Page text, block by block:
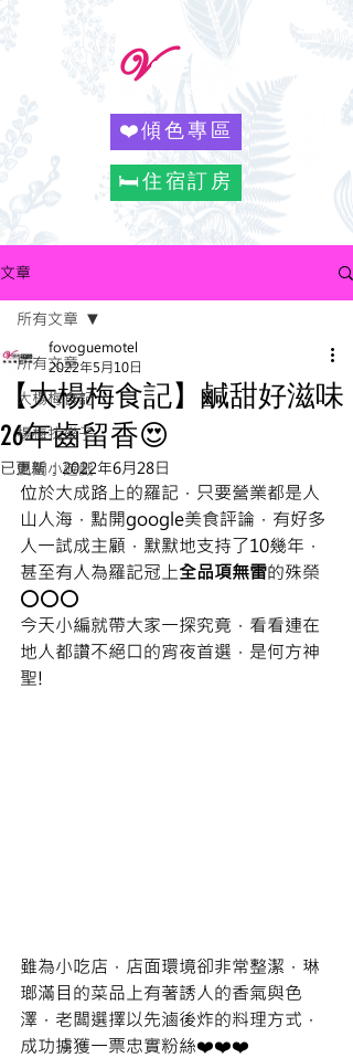
❤️傾色專區
🛏️住宿訂房
文章
所有文章
大楊梅食記
楊梅找樂子
風閣小遊戲
所有文章
【大楊梅食記】鹹甜好滋味
26年齒留香😍
fovoguemotel
2022年5月10日
已更新：2022年6月28日
位於大成路上的羅記，只要營業都是人
山人海，點開google美食評論，有好多
人一試成主顧，默默地支持了10幾年，
甚至有人為羅記冠上全品項無雷的殊榮
⭕️⭕️⭕️
今天小編就帶大家一探究竟，看看連在
地人都讚不絕口的宵夜首選，是何方神
聖!
雖為小吃店，店面環境卻非常整潔，琳
瑯滿目的菜品上有著誘人的香氣與色
澤，老闆選擇以先滷後炸的料理方式，
成功擄獲一票忠實粉絲❤️❤️❤️